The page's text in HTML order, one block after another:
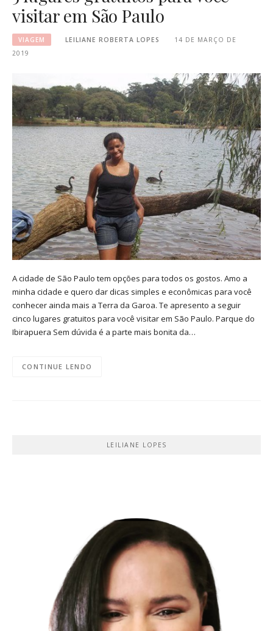
visitar em São Paulo
VIAGEM LEILIANE ROBERTA LOPES
14 DE MARÇO DE
2019
A cidade de São Paulo tem opções para todos os gostos. Amo a
minha cidade e quero dar dicas simples e econômicas para você
conhecer ainda mais a Terra da Garoa. Te apresento a seguir
cinco lugares gratuitos para você visitar em São Paulo. Parque do
Ibirapuera Sem dúvida é a parte mais bonita da…
CONTINUE LENDO
LEILIANE LOPES